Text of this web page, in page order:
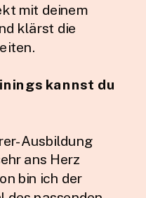
mit deinem
klärst die
kannst du
Ausbildung
ans Herz
bin ich der